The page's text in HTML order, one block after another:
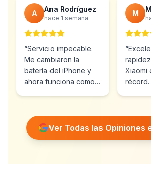
A Ana Rodríguez
hace 1 semana
“Servicio impecable.
Me cambiaron la
batería del iPhone y
ahora funciona como
M
“
Xiaomi
récord.
Ver Todas las Opiniones